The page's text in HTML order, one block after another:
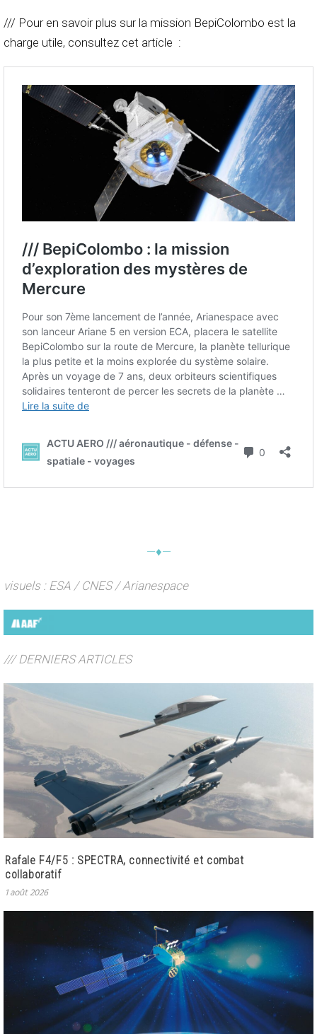
/// Pour en savoir plus sur la mission BepiColombo est la
charge utile, consultez cet article :
—♦—
visuels : ESA / CNES / Arianespace
/// DERNIERS ARTICLES
Rafale F4/F5 : SPECTRA, connectivité et combat
collaboratif
1 août 2026